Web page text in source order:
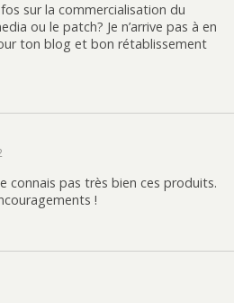
sur la commercialisation du
ou le patch? Je n’arrive pas à en
ton blog et bon rétablissement
connais pas très bien ces produits.
!